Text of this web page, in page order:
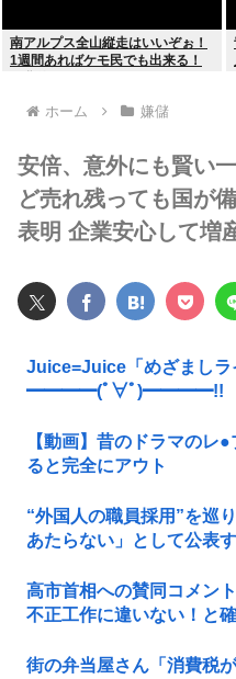
南アルプス全山縦走はいいぞぉ！
1週間あればケモ民でも出来る！
ホーム 嫌儲
安倍、意外にも賢い
ど売れ残っても国が
表明 企業安心して増
Juice=Juice「めざましラ
━━━━(ﾟ∀ﾟ)━━━━!!
【動画】昔のドラマのレ
ると完全にアウト
“外国人の職員採用”を巡
あたらない」として公表
高市首相への賛同コメン
不正工作に違いない！と
街の弁当屋さん「消費税